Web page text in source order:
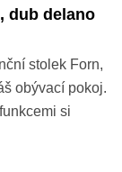
dub delano
stolek Forn,
obývací pokoj.
si